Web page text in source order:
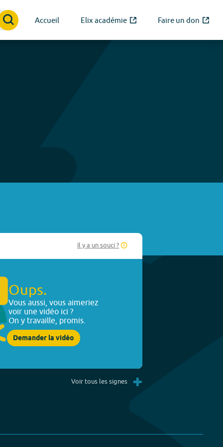
Accueil Elix académie Faire un don
Il y a un souci ?
Oups.
Vous aussi, vous aimeriez
voir une vidéo ici ?
On y travaille, promis.
Demander la vidéo
Voir tous les signes +